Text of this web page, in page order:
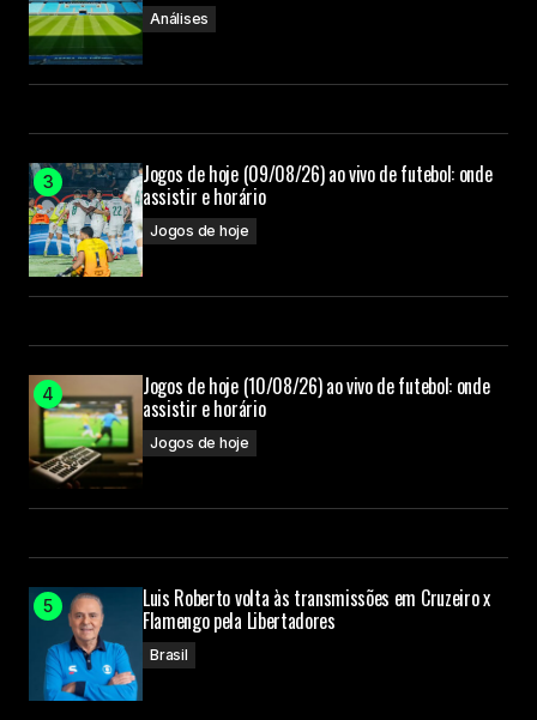
Análises
Jogos de hoje (09/08/26) ao vivo de futebol: onde
assistir e horário
Jogos de hoje
Jogos de hoje (10/08/26) ao vivo de futebol: onde
assistir e horário
Jogos de hoje
Luis Roberto volta às transmissões em Cruzeiro x
Flamengo pela Libertadores
Brasil